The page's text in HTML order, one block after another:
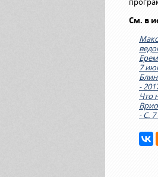
См. в
7
-
Что
- С. 7